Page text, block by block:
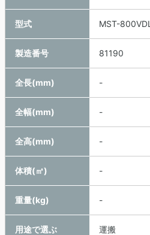
型式 MST-800VDL
製造番号 81190
全長(mm) -
全幅(mm) -
全高(mm) -
体積(㎥) -
重量(kg) -
用途で選ぶ 運搬